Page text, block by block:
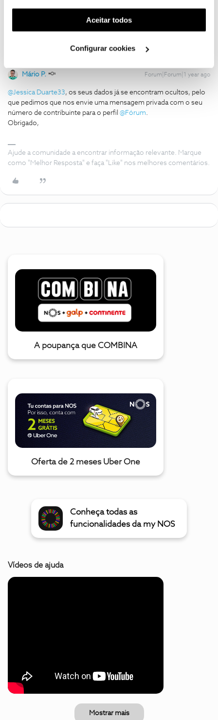
funcionalidade) e adaptar anúncios aos seus interesses
(cookies de publicidade personalizada). Pode gerir a
utilização dos cookies clicando em "Configurar
Aceitar todos
Configurar cookies
na sua mensagem.
Mário P. Forum|Forum|1 year ago
@Jessica Duarte33, os seus dados já se encontram ocultos, pelo
que pedimos que nos envie uma mensagem privada com o seu
número de contribuinte para o perfil @Fórum.
Obrigado,
Ajude a comunidade a encontrar informação relevante. Marque
como "Melhor Resposta" e faça "Like" nos melhores comentários.
A poupança que COMBINA
Oferta de 2 meses Uber One
Conheça todas as
funcionalidades da my NOS
Vídeos de ajuda
Mostrar mais